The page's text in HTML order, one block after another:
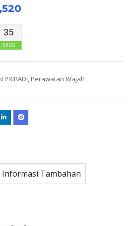
35
SECS
PRIBADI, Perawatan Wajah
Informasi Tambahan